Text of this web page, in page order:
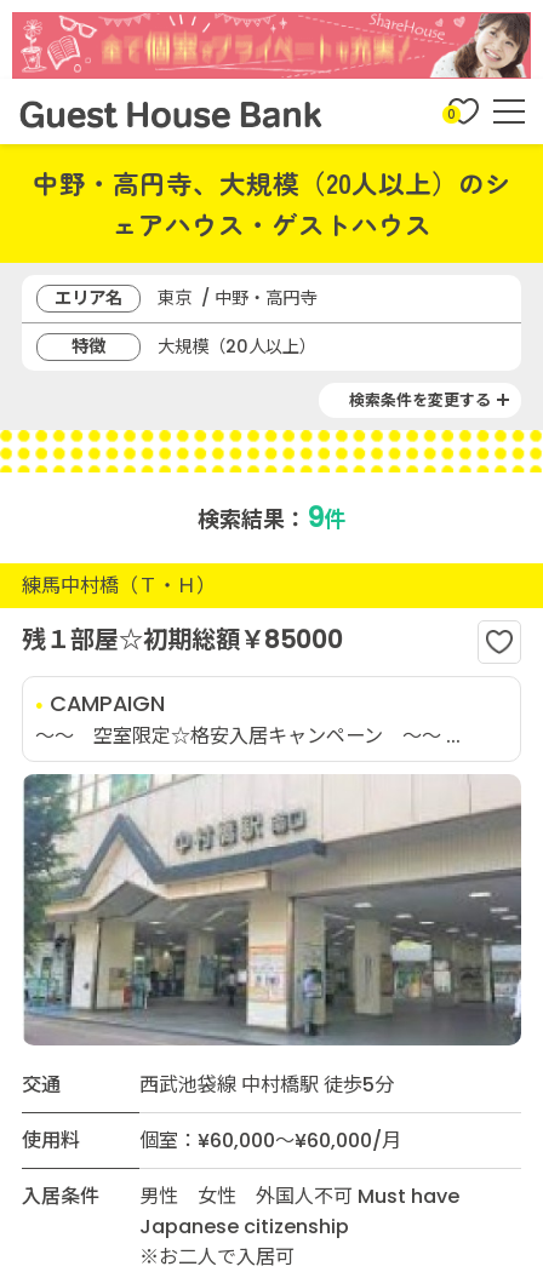
0
中野・高円寺、大規模（20人以上）のシ
ェアハウス・ゲストハウス
エリア名
東京 / 中野・高円寺
特徴
大規模（20人以上）
検索条件を変更する
検索結果： 9件
練馬中村橋（Ｔ・Ｈ）
残１部屋☆初期総額￥85000
CAMPAIGN
～～ 空室限定☆格安入居キャンペーン ～～ ...
交通
西武池袋線 中村橋駅 徒歩5分
使用料
個室：¥60,000～¥60,000/月
入居条件
男性 女性 外国人不可 Must have
Japanese citizenship
※お二人で入居可